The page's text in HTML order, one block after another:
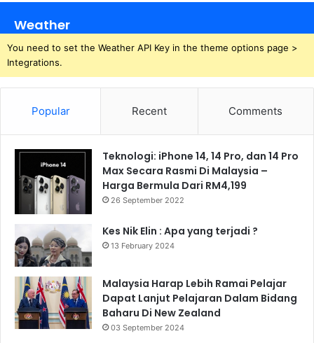
Weather
You need to set the Weather API Key in the theme options page >
Integrations.
Popular Recent Comments
Teknologi: iPhone 14, 14 Pro, dan 14 Pro
Max Secara Rasmi Di Malaysia –
Harga Bermula Dari RM4,199
26 September 2022
Kes Nik Elin : Apa yang terjadi ?
13 February 2024
Malaysia Harap Lebih Ramai Pelajar
Dapat Lanjut Pelajaran Dalam Bidang
Baharu Di New Zealand
03 September 2024